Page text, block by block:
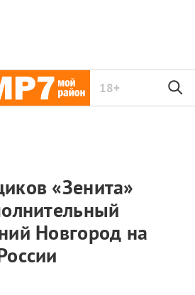
18+
«Зенита»
Новгород на